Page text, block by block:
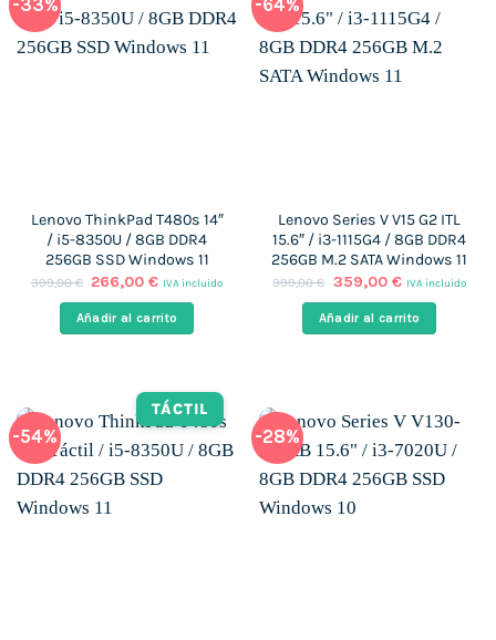
-33%
Lenovo ThinkPad T480s 14″
/ i5-8350U / 8GB DDR4
256GB SSD Windows 11
399,00€ El
original
era:
266,00€El
actual
es:
IVA incluido
Añadir al carrito
-64%
Lenovo Series V V15 G2 ITL
15.6″ / i3-1115G4 / 8GB DDR4
256GB M.2 SATA Windows 11
999,00€ El
original
era:
359,00 €El
actual
es:
IVA incluido
Añadir al carrito
-54%
TÁCTIL
-28%